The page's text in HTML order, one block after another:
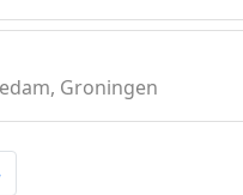
Groningen